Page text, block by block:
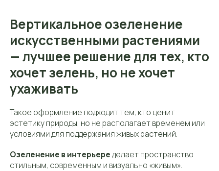
Вертикальное озеленение
искусственными растениями
— лучшее решение для тех, кто
хочет зелень, но не хочет
ухаживать
Такое оформление подходит тем, кто ценит
эстетику природы, но не располагает временем или
условиями для поддержания живых растений.
Озеленение в интерьеределает пространство
стильным, современным и визуально «живым».